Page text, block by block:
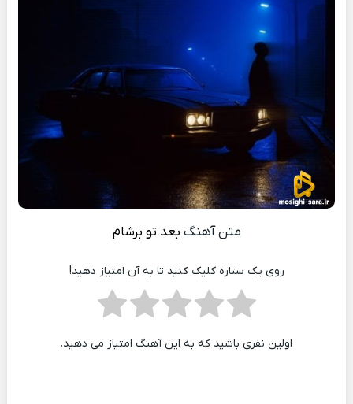
متن آهنگ بعد تو برشام
روی یک ستاره کلیک کنید تا به آن امتیاز دهید!
اولین نفری باشید که به این آهنگ امتیاز می دهید.